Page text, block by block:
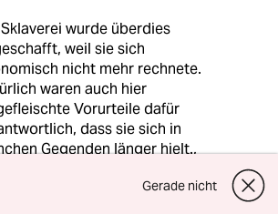
wurde überdies
weil sie sich
nicht mehr rechnete.
waren auch hier
Vorurteile dafür
dass sie sich in
Gegenden länger hielt.,
Gerade nicht